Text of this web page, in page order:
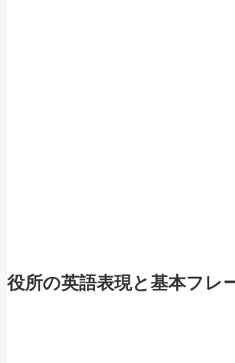
役所の英語表現と基本フレ